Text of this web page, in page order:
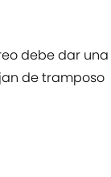
debe dar una
de tramposo